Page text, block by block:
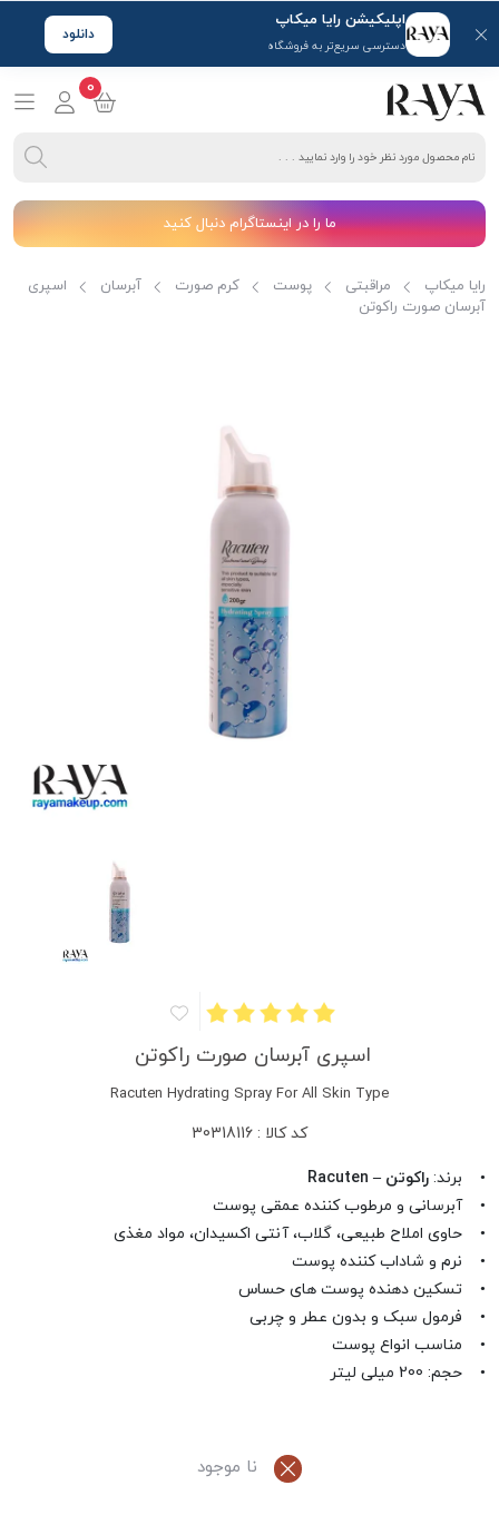
اپلیکیشن رایا میکاپ
دسترسی سریع‌تر به فروشگاه
دانلود
0
ما را در اینستاگرام دنبال کنید
رایا میکاپ مراقبتی پوست کرم صورت آبرسان
اسپری
آبرسان صورت راکوتن
اسپری آبرسان صورت راکوتن
Racuten Hydrating Spray For All Skin Type
کد کالا : 30318116
• برند: راکوتن – Racuten
• آبرسانی و مرطوب کننده عمقی پوست
• حاوی املاح طبیعی، گلاب، آنتی اکسیدان، مواد مغذی
• نرم و شاداب کننده پوست
• تسکین دهنده پوست های حساس
• فرمول سبک و بدون عطر و چربی
• مناسب انواع پوست
• حجم: 200 میلی لیتر
نا موجود